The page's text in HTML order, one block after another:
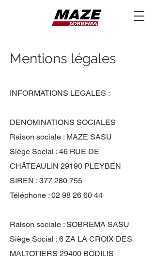
Mentions légales
INFORMATIONS LEGALES :
DENOMINATIONS SOCIALES
Raison sociale : MAZE SASU
Siège Social : 46 RUE DE
CHÂTEAULIN 29190 PLEYBEN
SIREN : 377 280 755
Téléphone : 02 98 26 60 44
Raison sociale : SOBREMA SASU
Siège Social : 6 ZA LA CROIX DES
MALTOTIERS 29400 BODILIS